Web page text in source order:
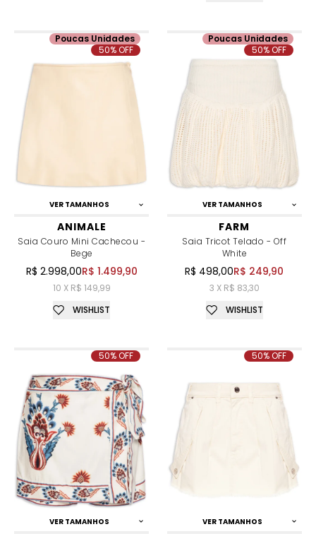
VER TAMANHOS
ANIMALE
Saia Couro Mini Cachecou -
Bege
R$ 2.998,00R$ 1.499,90
10 X R$ 149,99
Poucas Unidades
50% OFF
WISHLIST
VER TAMANHOS
FARM
Saia Tricot Telado - Off
White
R$ 498,00R$ 249,90
3 X R$ 83,30
Poucas Unidades
50% OFF
WISHLIST
VER TAMANHOS
50% OFF
VER TAMANHOS
50% OFF